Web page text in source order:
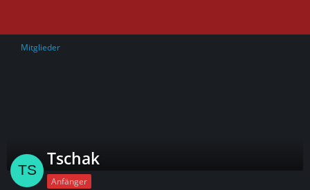
Mitglieder
Tschak
Anfänger